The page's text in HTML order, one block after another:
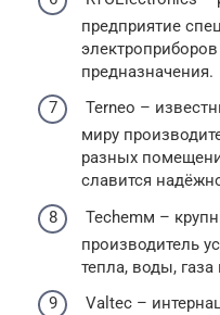
предприятие
предназначения.
Terneo –
миру
разных
славится
Techemм –
производитель
тепла, воды, газа
Valtec –